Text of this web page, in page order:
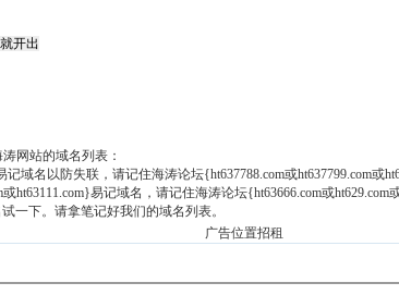
开出
网站的域名列表：
记域名以防失联，请记住海涛论坛{ht637788.com或ht637799.com或
ht63111.com}易记域名，请记住海涛论坛{ht63666.com或ht629.com
一下。请拿笔记好我们的域名列表。
广告位置招租